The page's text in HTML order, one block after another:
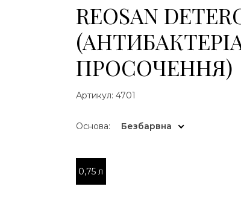
REOSAN
ПРОСОЧЕННЯ)
Артикул: 4701
Основа: Безбарвна
0,75 л